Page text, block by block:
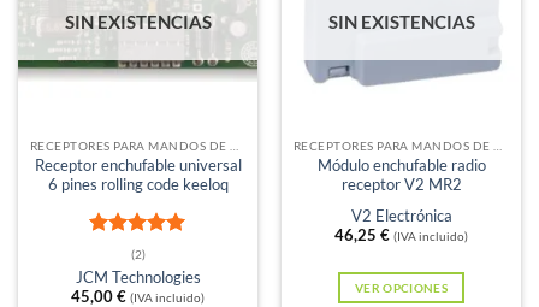
SIN EXISTENCIAS
Receptor enchufable universal
6 pines rolling code keeloq
Valorado
con
de 5
(2)
JCM Technologies
45,00€ (IVA incluido)
SIN EXISTENCIAS
Módulo enchufable radio
receptor V2 MR2
V2 Electrónica
46,25 € (IVA incluido)
VER OPCIONES